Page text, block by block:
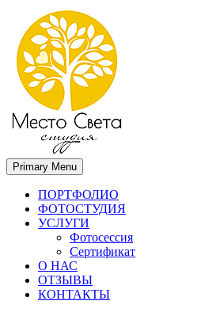
Место света. Свадебный фотограф
Свадебный фотограф в Орле
Primary Menu
ПОРТФОЛИО
ФОТОСТУДИЯ
УСЛУГИ
Фотосессия
Сертификат
О НАС
ОТЗЫВЫ
КОНТАКТЫ